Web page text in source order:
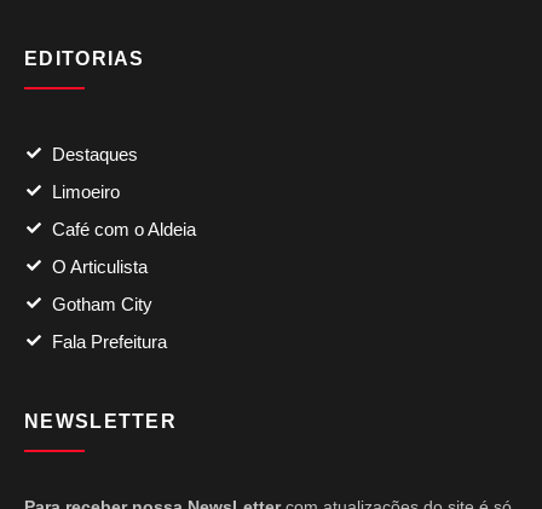
EDITORIAS
Destaques
Limoeiro
Café com o Aldeia
O Articulista
Gotham City
Fala Prefeitura
NEWSLETTER